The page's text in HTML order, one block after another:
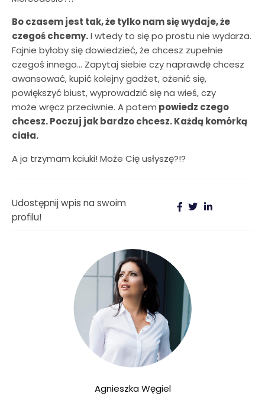
Bo czasem jest tak, że tylko nam się wydaje, że
czegoś chcemy.I wtedy to się po prostu nie wydarza.
Fajnie byłoby się dowiedzieć, że chcesz zupełnie
czegoś innego… Zapytaj siebie czy naprawdę chcesz
awansować, kupić kolejny gadżet, ożenić się,
powiększyć biust, wyprowadzić się na wieś, czy
może wręcz przeciwnie. A potem powiedz czego
chcesz. Poczuj jak bardzo chcesz. Każdą komórką
ciała.
A ja trzymam kciuki! Może Cię usłyszę?!?
Udostępnij wpis na swoim
profilu!
Agnieszka Węgiel